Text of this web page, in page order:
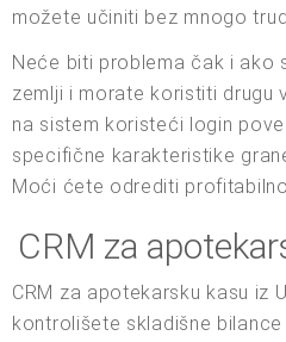
možete učiniti bez mnogo
Neće biti problema čak i ako
zemlji i morate koristiti drugu
na sistem koristeći login
specifične karakteristike
Moći ćete odrediti
CRM za
CRM za apotekarsku kasu iz
kontrolišete skladišne